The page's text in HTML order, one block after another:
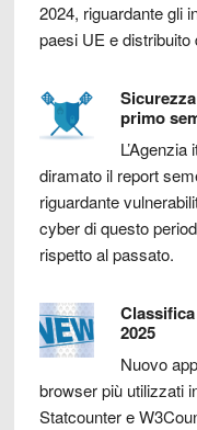
2024, riguardante gli
paesi UE e distribuito
primo
diramato il report
riguardante
cyber di questo
rispetto al passato.
2025
Nuovo
browser più utilizzati
Statcounter e